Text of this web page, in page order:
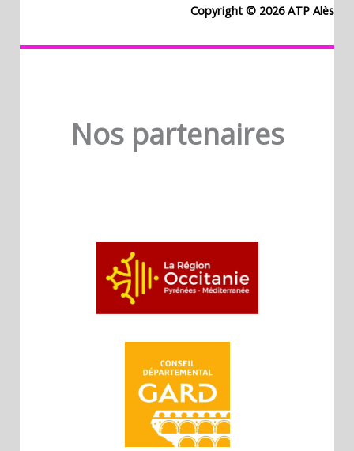
Copyright © 2026 ATP Alès
Nos partenaires